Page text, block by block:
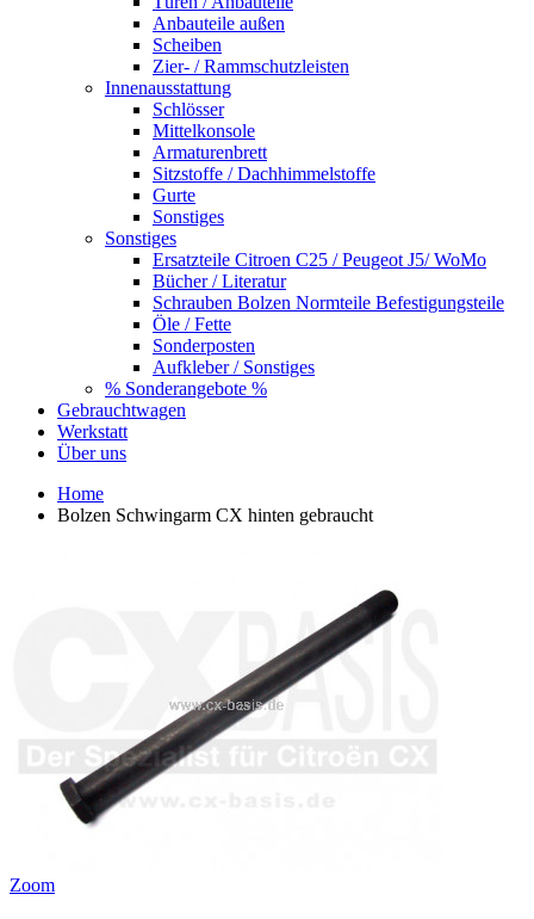
Anbauteile außen
Scheiben
Zier- / Rammschutzleisten
Innenausstattung
Schlösser
Mittelkonsole
Armaturenbrett
Sitzstoffe / Dachhimmelstoffe
Gurte
Sonstiges
Sonstiges
Ersatzteile Citroen C25 / Peugeot J5/ WoMo
Bücher / Literatur
Schrauben Bolzen Normteile Befestigungsteile
Öle / Fette
Sonderposten
Aufkleber / Sonstiges
% Sonderangebote %
Gebrauchtwagen
Werkstatt
Über uns
Home
Bolzen Schwingarm CX hinten gebraucht
Zoom